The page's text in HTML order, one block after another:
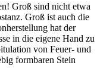
Groß sind nicht etwa
Groß ist auch die
hat der
in die eigene Hand zu
von Feuer- und
formbaren Stein